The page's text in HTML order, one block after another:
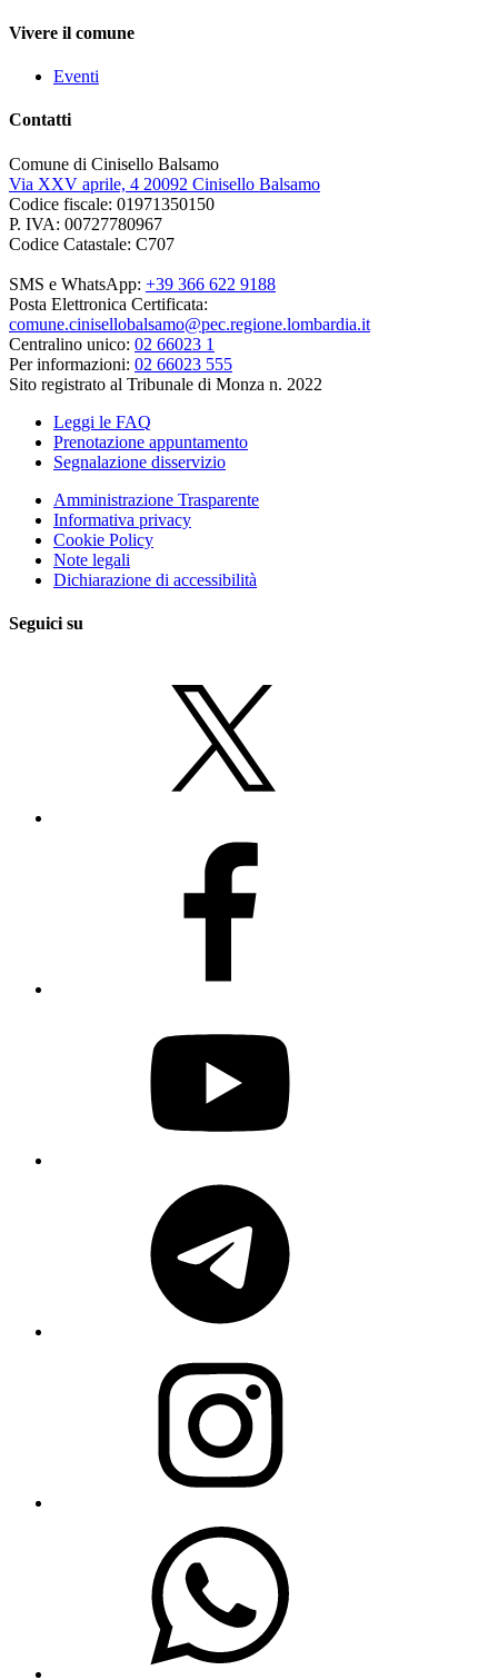
Vivere il comune
Eventi
Contatti
Comune di Cinisello Balsamo
Via XXV aprile, 4 20092 Cinisello Balsamo
Codice fiscale: 01971350150
P. IVA: 00727780967
Codice Catastale: C707
SMS e WhatsApp: +39 366 622 9188
Posta Elettronica Certificata:
comune.cinisellobalsamo@pec.regione.lombardia.it
Centralino unico: 02 66023 1
Per informazioni: 02 66023 555
Sito registrato al Tribunale di Monza n. 2022
Leggi le FAQ
Prenotazione appuntamento
Segnalazione disservizio
Amministrazione Trasparente
Informativa privacy
Cookie Policy
Note legali
Dichiarazione di accessibilità
Seguici su